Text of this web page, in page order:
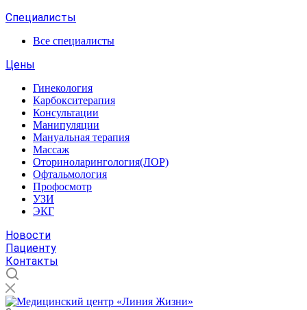
Специалисты
Все специалисты
Цены
Гинекология
Карбокситерапия
Консультации
Манипуляции
Мануальная терапия
Массаж
Оториноларингология(ЛОР)
Офтальмология
Профосмотр
УЗИ
ЭКГ
Новости
Пациенту
Контакты